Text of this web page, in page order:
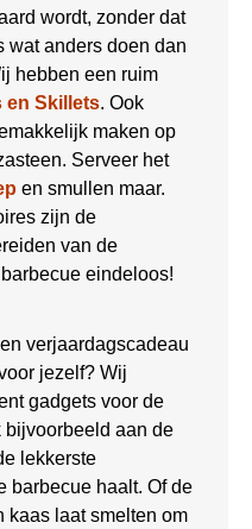
wordt, zonder dat
wat anders doen dan
hebben een ruim
en Skillets. Ook
maken op
Serveer het
en smullen maar.
zijn de
van de
eindeloos!
verjaardagscadeau
jezelf? Wij
gadgets voor de
bijvoorbeeld aan de
lekkerste
barbecue haalt. Of de
kaas laat smelten om